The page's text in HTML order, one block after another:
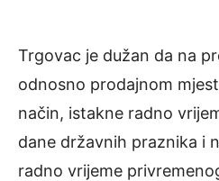
Trgovac je dužan da na
odnosno prodajnom
način, istakne radno
dane državnih praznika i
radno vrijeme